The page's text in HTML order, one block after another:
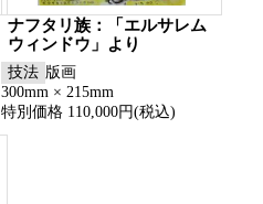
ナフタリ族：「エルサレム
ウィンドウ」より
技法 版画
300mm × 215mm
特別価格 110,000円(税込)